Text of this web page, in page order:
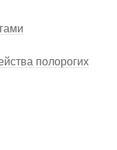
полорогих